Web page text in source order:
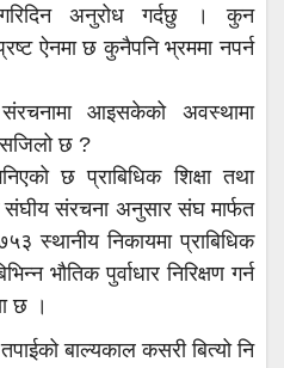
अनुरोध गर्दछु । कुन
ऐनमा छ कुनैपनि भ्रममा नपर्न
आइसकेको अवस्थामा
सजिलो छ ?
छ प्राबिधिक शिक्षा तथा
संघीय संरचना अनुसार संघ मार्फत
स्थानीय निकायमा प्राबिधिक
भौतिक पुर्वाधार निरिक्षण गर्न
छ ।
बाल्यकाल कसरी बित्यो नि